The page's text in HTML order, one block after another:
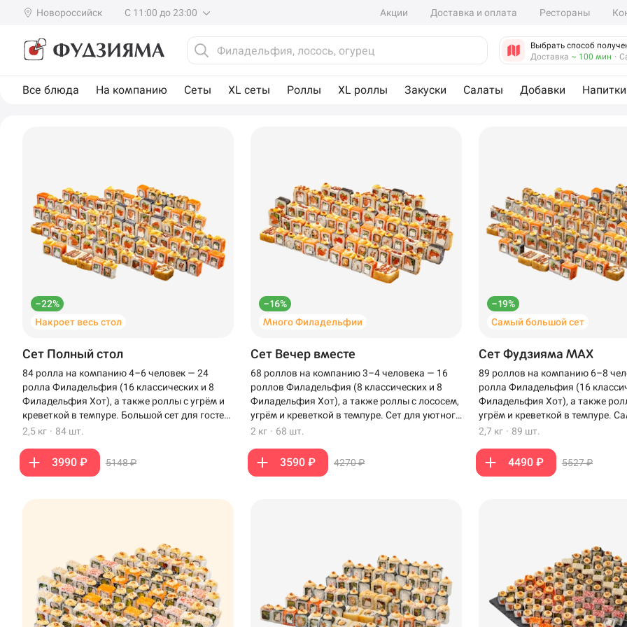
Новороссийск С 11:00 до 23:00 Акции Доставка и оплата Рестораны
Выбрать способ
Доставка ~ 100 мин ·
Все блюда На компанию Сеты XL сеты Роллы XL роллы Закуски Салаты Добавки Напитки
–22%
Накроет весь стол
Сет Полный стол
84 ролла на компанию 4–6 человек — 24
ролла Филадельфия (16 классических и 8
Филадельфия Хот), а также роллы с угрём и
креветкой в темпуре. Большой сет для гостей,
чтобы накрыть полный стол.
2,5 кг · 84 шт.
3990 ₽ 5148 ₽
–16%
Много Филадельфии
Сет Вечер вместе
68 роллов на компанию 3–4 человека — 16
роллов Филадельфия (8 классических и 8
Филадельфия Хот), а также роллы с лососем,
угрём и креветкой в темпуре. Сет для уютного
вечера с близкими.
2 кг · 68 шт.
3590 ₽ 4270 ₽
–19%
Самый большой сет
Сет Фудзияма MAX
89 роллов на компанию 6–8
ролла Филадельфия (16
Филадельфия Хот), а также
угрём и креветкой в темпуре.
сет для компании, когда
2,7 кг · 89 шт.
4490 ₽ 5527 ₽